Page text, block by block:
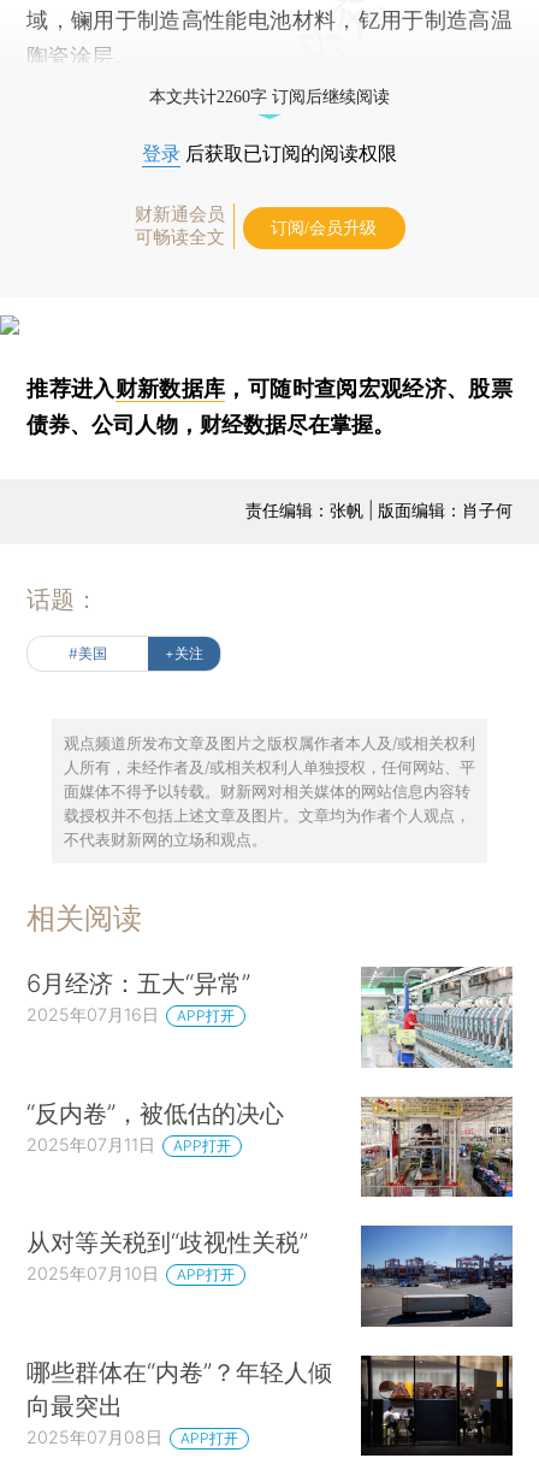
域，镧用于制造高性能电池材料，钇用于制造高温
陶瓷涂层。
本文共计2260字 订阅后继续阅读
登录 后获取已订阅的阅读权限
财新通会员
可畅读全文
订阅/会员升级
推荐进入财新数据库 ，可随时查阅宏观经济、股票
债券、公司人物，财经数据尽在掌握。
责任编辑：张帆 | 版面编辑：肖子何
话题：
#美国 +关注
观点频道所发布文章及图片之版权属作者本人及/或相关权利
人所有，未经作者及/或相关权利人单独授权，任何网站、平
面媒体不得予以转载。财新网对相关媒体的网站信息内容转
载授权并不包括上述文章及图片。文章均为作者个人观点，
不代表财新网的立场和观点。
相关阅读
6月经济：五大“异常”
2025年07月16日 APP打开
“反内卷”，被低估的决心
2025年07月11日 APP打开
从对等关税到“歧视性关税”
2025年07月10日 APP打开
哪些群体在“内卷”？年轻人倾
向最突出
2025年07月08日 APP打开